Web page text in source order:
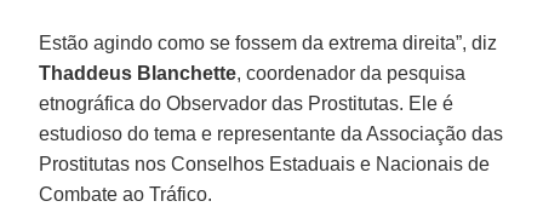
Estão agindo como se fossem da extrema direita”, diz
Thaddeus Blanchette, coordenador da pesquisa
etnográfica do Observador das Prostitutas. Ele é
estudioso do tema e representante da Associação das
Prostitutas nos Conselhos Estaduais e Nacionais de
Combate ao Tráfico.